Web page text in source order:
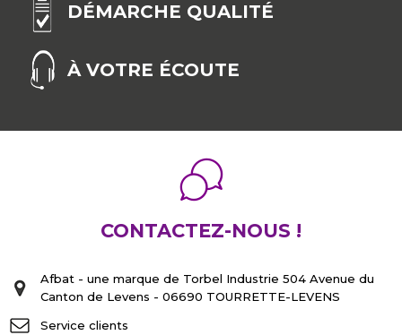
DÉMARCHE QUALITÉ
À VOTRE ÉCOUTE
CONTACTEZ-NOUS !
Afbat - une marque de Torbel Industrie 504 Avenue du
Canton de Levens - 06690 TOURRETTE-LEVENS
Service clients